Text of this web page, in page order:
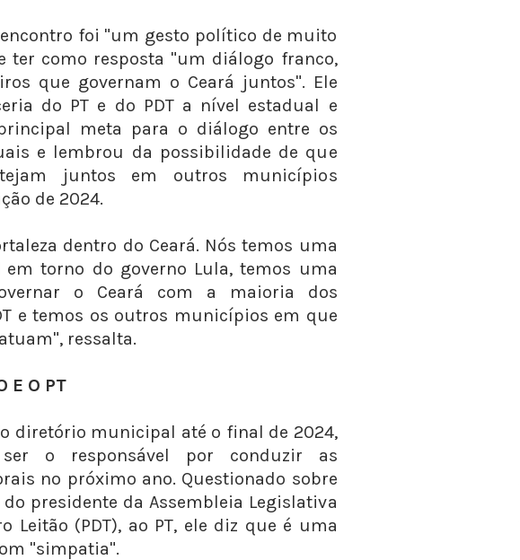
encontro foi "um gesto político de muito
ter como resposta "um diálogo franco,
que governam o Ceará juntos". Ele
do PT e do PDT a nível estadual e
meta para o diálogo entre os
e lembrou da possibilidade de que
juntos em outros municípios
de 2024.
dentro do Ceará. Nós temos uma
em torno do governo Lula, temos uma
o Ceará com a maioria dos
e temos os outros municípios em que
ressalta.
E O PT
diretório municipal até o final de 2024,
ser o responsável por conduzir as
no próximo ano. Questionado sobre
presidente da Assembleia Legislativa
Leitão (PDT), ao PT, ele diz que é uma
"simpatia".